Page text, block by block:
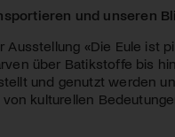
und unseren
«Die Eule ist
über Batikstoffe bis
und genutzt werden
kulturellen